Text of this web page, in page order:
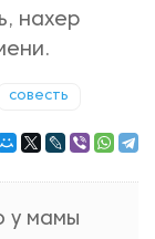
нахер
совесть
у мамы